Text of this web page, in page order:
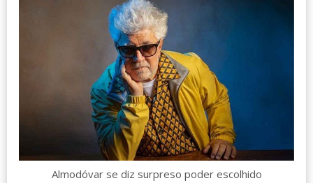
Almodóvar se diz surpreso poder escolhido